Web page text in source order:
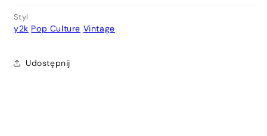
Styl
y2k Pop Culture Vintage
Udostępnij